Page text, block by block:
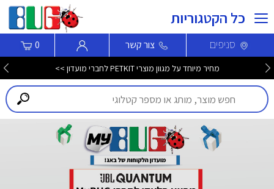
כל הקטגוריות
סניפים צור קשר 0
מחיר מיוחד על מגוון מוצרי PETKIT לחברי מועדון >>